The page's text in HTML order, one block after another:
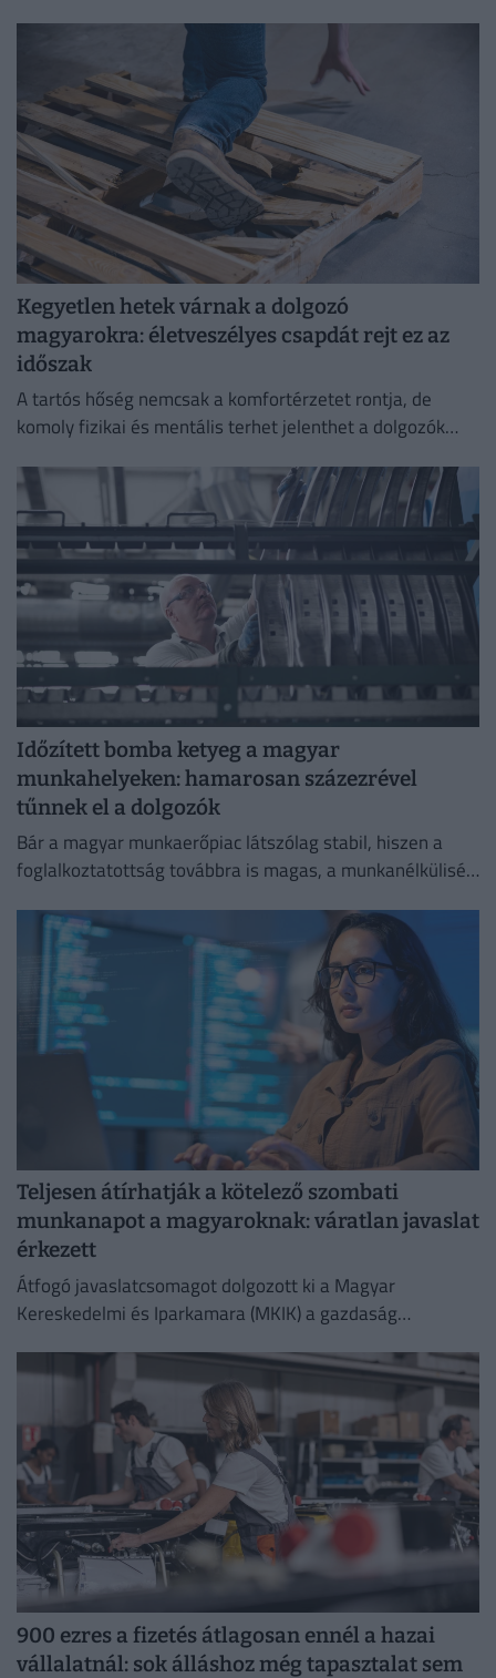
Kegyetlen hetek várnak a dolgozó
magyarokra: életveszélyes csapdát rejt ez az
időszak
A tartós hőség nemcsak a komfortérzetet rontja, de
komoly fizikai és mentális terhet jelenthet a dolgozók
Időzített bomba ketyeg a magyar
munkahelyeken: hamarosan százezrével
tűnnek el a dolgozók
Bár a magyar munkaerőpiac látszólag stabil, hiszen a
foglalkoztatottság továbbra is magas, a munkanélküliség
Teljesen átírhatják a kötelező szombati
munkanapot a magyaroknak: váratlan javaslat
érkezett
Átfogó javaslatcsomagot dolgozott ki a Magyar
Kereskedelmi és Iparkamara (MKIK) a gazdaság
kezelése érdekében.
900 ezres a fizetés átlagosan ennél a hazai
vállalatnál: sok álláshoz még tapasztalat sem